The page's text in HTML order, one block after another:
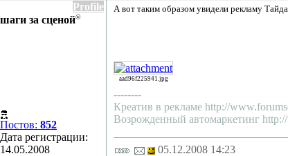
Profile
шаги за сценой©
Постов: 852
Дата регистрации:
14.05.2008
А вот таким образом увидели рекламу
aad96f225941.jpg
--------
Креатив в рекламе http://
Возрожденный автомаркетинг
05.12.2008 14:23